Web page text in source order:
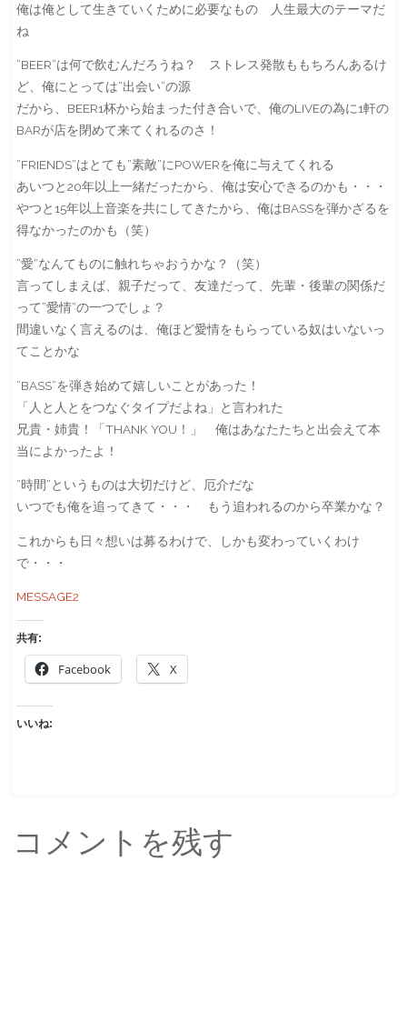
俺は俺として生きていくために必要なもの 人生最大のテーマだ
ね
”BEER”は何で飲むんだろうね？ ストレス発散ももちろんあるけ
ど、俺にとっては”出会い”の源
だから、BEER1杯から始まった付き合いで、俺のLIVEの為に1軒の
BARが店を閉めて来てくれるのさ！
”FRIENDS”はとても”素敵”にPOWERを俺に与えてくれる
あいつと20年以上一緒だったから、俺は安心できるのかも・・・
やつと15年以上音楽を共にしてきたから、俺はBASSを弾かざるを
得なかったのかも（笑）
”愛”なんてものに触れちゃおうかな？（笑）
言ってしまえば、親子だって、友達だって、先輩・後輩の関係だ
って”愛情”の一つでしょ？
間違いなく言えるのは、俺ほど愛情をもらっている奴はいないっ
てことかな
”BASS”を弾き始めて嬉しいことがあった！
「人と人とをつなぐタイプだよね」と言われた
兄貴・姉貴！「THANK YOU！」 俺はあなたたちと出会えて本
当によかったよ！
”時間”というものは大切だけど、厄介だな
いつでも俺を追ってきて・・・ もう追われるのから卒業かな？
これからも日々想いは募るわけで、しかも変わっていくわけ
で・・・
MESSAGE2
共有:
Facebook X
いいね:
コメントを残す